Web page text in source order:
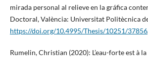
mirada personal al relieve en la gráfica
Doctoral, València: Universitat Politècnica
https://doi.org/10.4995/Thesis/10251/37856
Rumelin, Christian (2020): L’eau-forte est à